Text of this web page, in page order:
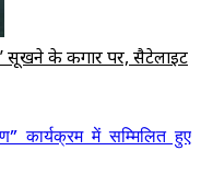
सूखने के कगार पर, सैटेलाइट